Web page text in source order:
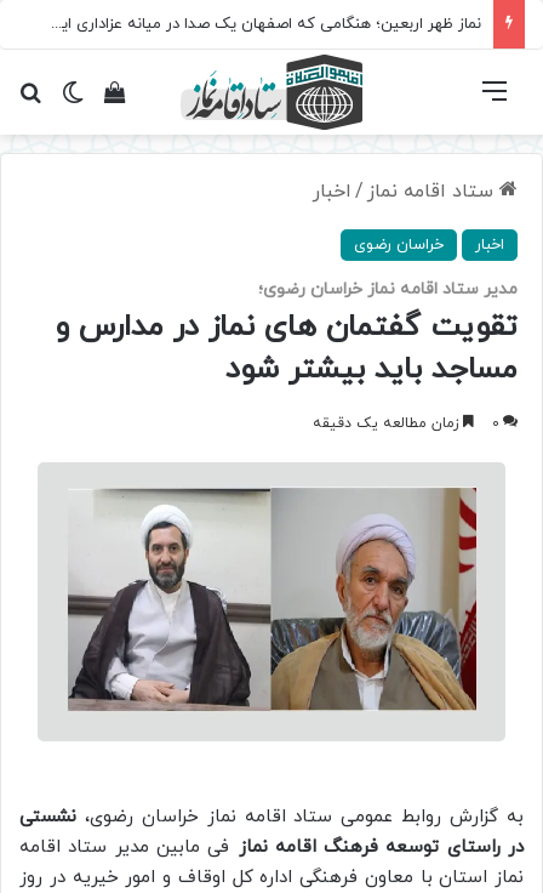
نماز ظهر اربعین؛ هنگامی که اصفهان یک صدا در میانه عزاداری ایستاد
تغییرمشاهده فهرست
ستاد اقامه نماز / اخبار
اخبار خراسان رضوی
مدیر ستاد اقامه نماز خراسان رضوی؛
تقویت گفتمان های نماز در مدارس و
مساجد باید بیشتر شود
0 زمان مطالعه یک دقیقه
به گزارش روابط عمومی ستاد اقامه نماز خراسان رضوی، نشستی
در راستای توسعه فرهنگ اقامه نماز فی مابین مدیر ستاد اقامه
نماز استان با معاون فرهنگی اداره کل اوقاف و امور خیریه در روز